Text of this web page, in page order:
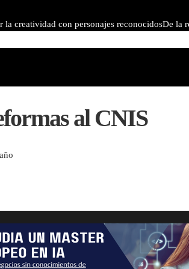
creatividad con personajes reconocidosDe la
regulación
al CNIS